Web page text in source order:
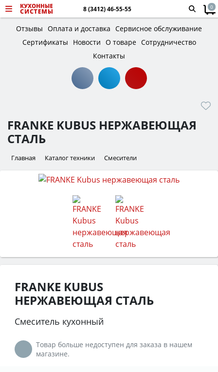
8 (3412) 46-55-55 0
Отзывы Оплата и доставка Сервисное обслуживание
Сертификаты
Новости О товаре Сотрудничество
Контакты
FRANKE KUBUS НЕРЖАВЕЮЩАЯ
СТАЛЬ
Главная Каталог техники Смесители
FRANKE KUBUS
НЕРЖАВЕЮЩАЯ СТАЛЬ
Смеситель кухонный
Товар больше недоступен для заказа в нашем
магазине.